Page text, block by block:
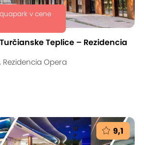
v cene
Teplice – Rezidencia
Rezidencia Opera
9,1